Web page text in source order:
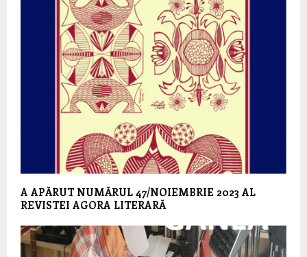
A APĂRUT NUMĂRUL 47/NOIEMBRIE 2023 AL
REVISTEI AGORA LITERARĂ